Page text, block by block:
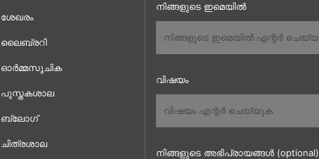
ശേഖരം
ലൈബ്രറി
ഓർമ്മസൂചിക
പുസ്തകശാല
ബ്ലോഗ്
ചിത്രശാല
നിങ്ങളുടെ ഇമെയിൽ
വിഷയം
നിങ്ങളുടെ അഭിപ്രായങ്ങൾ (optional)